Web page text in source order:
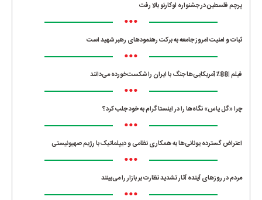
پرچم فلسطین در جشنواره لوکارنو بالا رفت
•••
ثبات و امنیت امروز جامعه به برکت رهنمودهای رهبر شهید است
•••
فیلم |88٪ آمریکایی‌ها جنگ با ایران را شکست‌خورده می‌دانند
•••
چرا «گل یاس» نگاه‌ها را در اینستاگرام به خود جلب کرد؟
•••
اعتراض گسترده یونانی‌ها به همکاری نظامی و دیپلماتیک با رژیم صهیونیستی
•••
مردم در روزهای آینده آثار تشدید نظارت بر بازار را می‌بینند
•••